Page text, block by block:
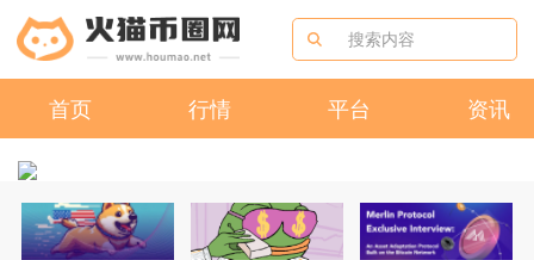
首页 行情 平台 资讯